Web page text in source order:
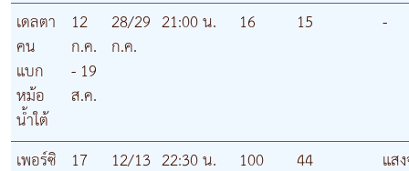
เดลตา
คน
แบก
หม้อ
น้ำใต้
12
ก.ค.
- 19
ส.ค.
28/29
ก.ค.
21:00 น. 16 15 -
เพอร์ซิ 17 12/13 22:30 น. 100 44 แส